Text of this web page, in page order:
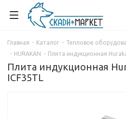
Главная - Каталог - Тепловое
- HURAKAN - Плита индукционная
Плита индукционная
ICF35TL